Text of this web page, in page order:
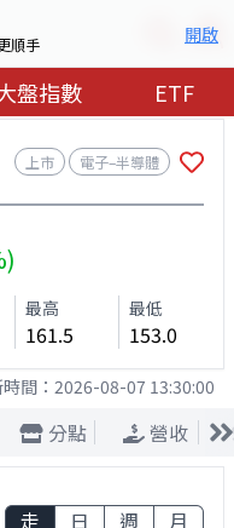
順手 開啟
盤指數 ETF
上市 電子–半導體
最高
161.5
最低
153.0
間： 2026-08-07 13:30:00
分點 營收
走 日 週 月